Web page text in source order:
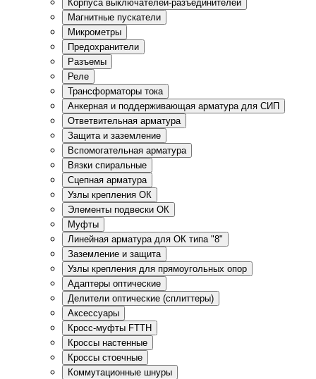
Корпуса выключателей-разъединителей
Магнитные пускатели
Микрометры
Предохранители
Разъемы
Реле
Трансформаторы тока
Анкерная и поддерживающая арматура для СИП
Ответвительная арматура
Защита и заземление
Вспомогательная арматура
Вязки спиральные
Сцепная арматура
Узлы крепления ОК
Элементы подвески ОК
Муфты
Линейная арматура для ОК типа "8"
Заземление и защита
Узлы крепления для прямоугольных опор
Адаптеры оптические
Делители оптические (сплиттеры)
Аксессуары
Кросс-муфты FTTH
Кроссы настенные
Кроссы стоечные
Коммутационные шнуры